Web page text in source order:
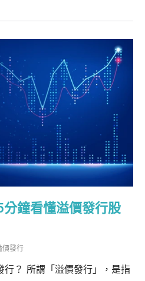
鐘看懂溢價發行股
價發行
行？ 所謂「溢價發行」，是指